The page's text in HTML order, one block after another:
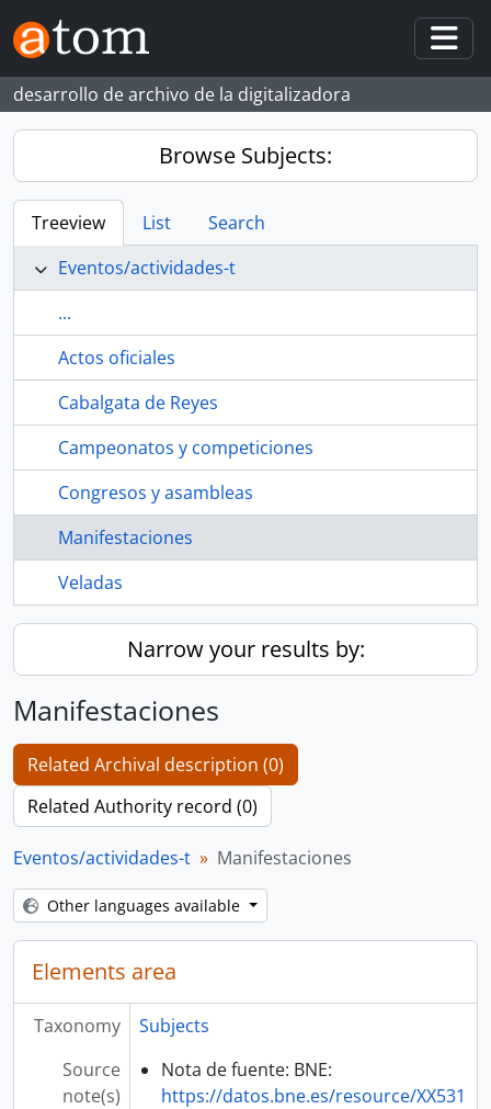
Skip to main content
desarrollo de archivo de la digitalizadora
Browse Subjects:
Treeview List
Search
Eventos/actividades-t
...
Actos oficiales
Cabalgata de Reyes
Campeonatos y competiciones
Congresos y asambleas
Manifestaciones
Veladas
Narrow your results by:
Manifestaciones
Related Archival description (0)
Related Authority record (0)
Eventos/actividades-t Manifestaciones
Other languages available
Elements area
Taxonomy
Subjects
Source
note(s)
Nota de fuente: BNE:
https://datos.bne.es/resource/XX531